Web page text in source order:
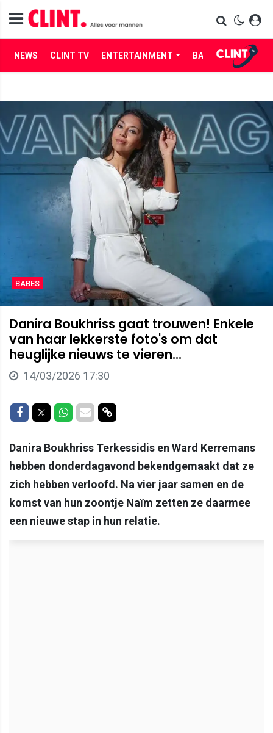
NEWS CLINT TV ENTERTAINMENT BABES LIFE
BABES
Danira Boukhriss gaat trouwen! Enkele
van haar lekkerste foto's om dat
heuglijke nieuws te vieren...
14/03/2026 17:30
Delen op Facebook
Delen op Twitter
Delen op Whatsapp
Delen via Mail
Delen via link
Danira Boukhriss Terkessidis en Ward Kerremans
hebben donderdagavond bekendgemaakt dat ze
zich hebben verloofd. Na vier jaar samen en de
komst van hun zoontje Naïm zetten ze daarmee
een nieuwe stap in hun relatie.